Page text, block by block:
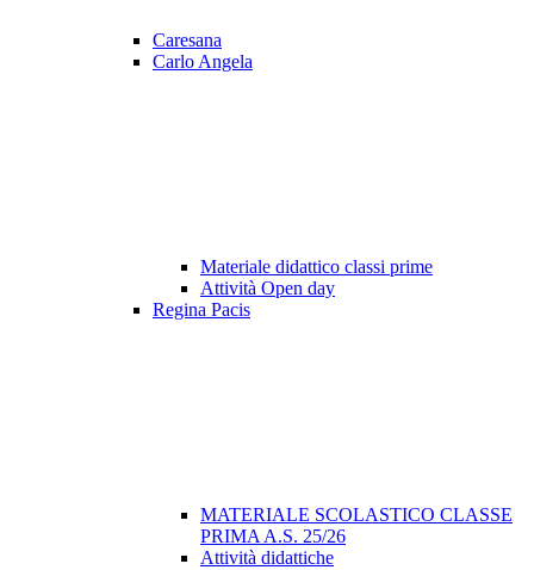
Caresana
Carlo Angela
Materiale didattico classi prime
Attività Open day
Regina Pacis
MATERIALE SCOLASTICO CLASSE
PRIMA A.S. 25/26
Attività didattiche